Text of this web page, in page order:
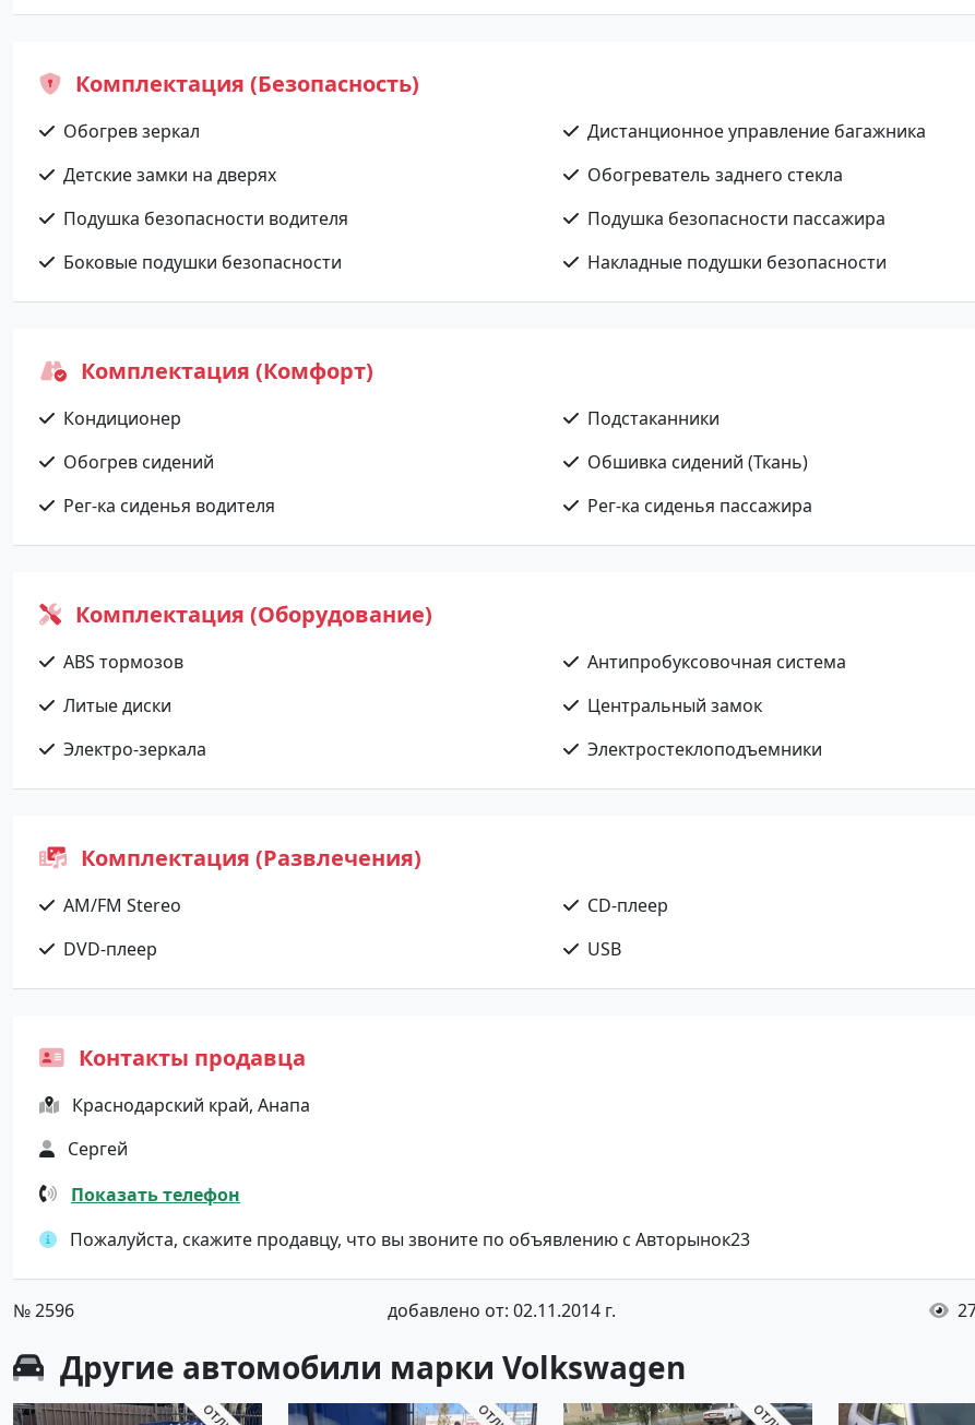
Комплектация (Безопасность)
Обогрев зеркал
Дистанционное управление багажника
Детские замки на дверях
Обогреватель заднего стекла
Подушка безопасности водителя
Подушка безопасности пассажира
Боковые подушки безопасности
Накладные подушки безопасности
Комплектация (Комфорт)
Кондиционер
Подстаканники
Обогрев сидений
Обшивка сидений (Ткань)
Рег-ка сиденья водителя
Рег-ка сиденья пассажира
Комплектация (Оборудование)
ABS тормозов
Антипробуксовочная система
Литые диски
Центральный замок
Электро-зеркала
Электростеклоподъемники
Комплектация (Развлечения)
AM/FM Stereo
CD-плеер
DVD-плеер
USB
Контакты продавца
Краснодарский край, Анапа
Сергей
Показать телефон
Пожалуйста, скажите продавцу, что вы звоните по объявлению с Авторынок23
№ 2596 добавлено от: 02.11.2014 г.
Другие автомобили марки Volkswagen